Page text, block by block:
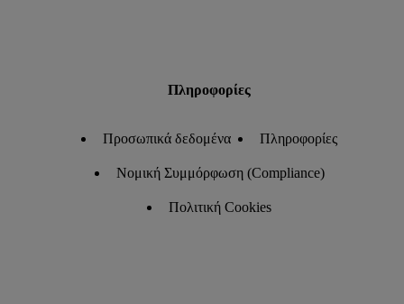
Πληροφορίες
Προσωπικά δεδομένα Πληροφορίες
Νομική Συμμόρφωση (Compliance)
Πολιτική Cookies